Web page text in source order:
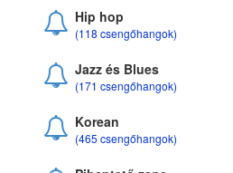
Hip hop
(118 csengőhangok)
Jazz és Blues
(171 csengőhangok)
Korean
(465 csengőhangok)